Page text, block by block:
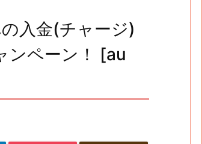
入金(チャージ)
ンペーン！ [au